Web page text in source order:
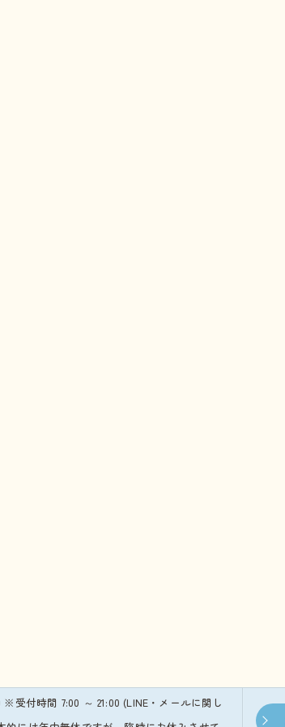
受付時間 7:00 ～ 21:00 (LINE・メールに関し